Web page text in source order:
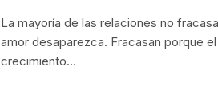
La mayoría de las relaciones no
amor desaparezca. Fracasan porque el
crecimiento…